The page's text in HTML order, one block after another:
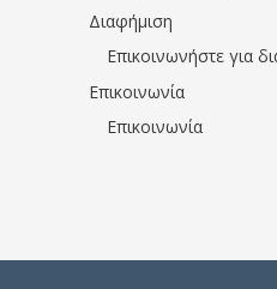
Διαφήμιση
Επικοινωνήστε για
Επικοινωνία
Επικοινωνία